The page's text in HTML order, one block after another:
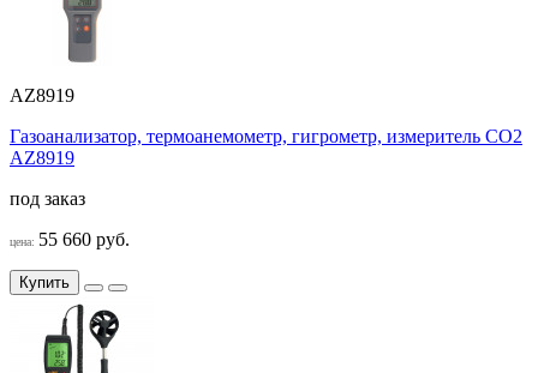
AZ8919
Газоанализатор, термоанемометр, гигрометр, измеритель CO2
AZ8919
под заказ
цена: 55 660 руб.
Купить